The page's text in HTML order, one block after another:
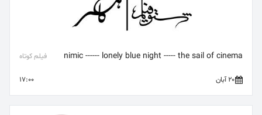
nimic ------ lonely blue night ----- the sail of cinema فیلم کوتاه
20 آبان 17:00